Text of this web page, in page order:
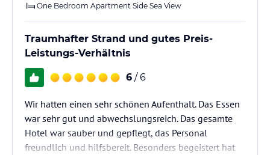
Sonstige Einrichtungen und Services
Rezeption: täglich 08:00 Uhr - 00:00 Uhr ( von November bis
Maerz können die Öffnungszeiten abweichen).
Gepäckraum, Apartmentreinigung und Weckdienst, dazu kann
mann noch kostenpflichtige Leistungen an der Rezeption
erwerben. Die Apartmentanlage verfügt nicht über eigene
Parkmöglichkeiten, mann kann aber ohne weiters an der
öffentlichen Straße kostenfrei parken. Internet: WLAN/WiFi, im
Hinweis: Allgemeine und unverbindliche
Hoteliers-/Veranstalter-/Kataloginformationen. Alle Angaben
One Bedroom Apartment Side Sea View
Traumhafter Strand und gutes Preis-
Leistungs-Verhältnis
6 / 6
Wir hatten einen sehr schönen Aufenthalt. Das Essen
war sehr gut und abwechslungsreich. Das gesamte
Hotel war sauber und gepflegt, das Personal
freundlich und hilfsbereit. Besonders begeistert hat